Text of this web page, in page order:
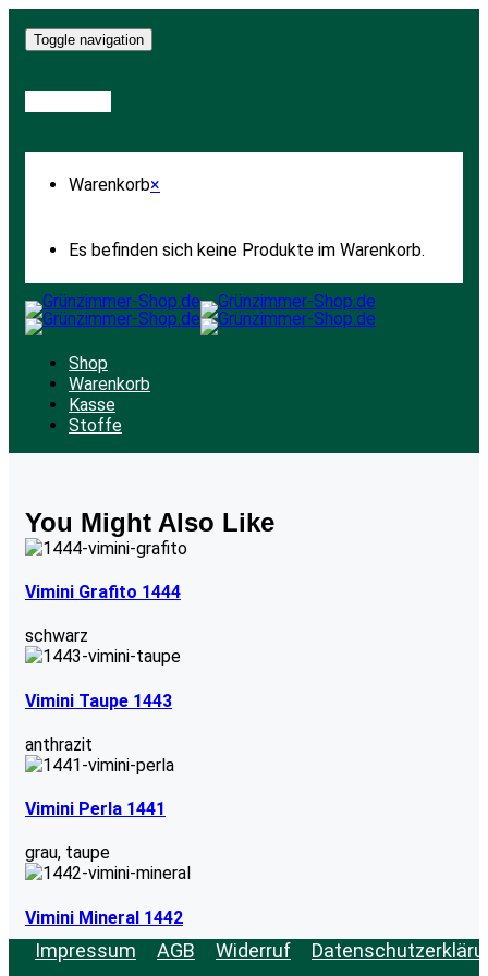
Toggle navigation
Warenkorb×
Es befinden sich keine Produkte im Warenkorb.
Shop
Warenkorb
Kasse
Stoffe
You Might Also Like
Vimini Grafito 1444
schwarz
Vimini Taupe 1443
anthrazit
Vimini Perla 1441
grau, taupe
Vimini Mineral 1442
grau
Impressum AGB Widerruf